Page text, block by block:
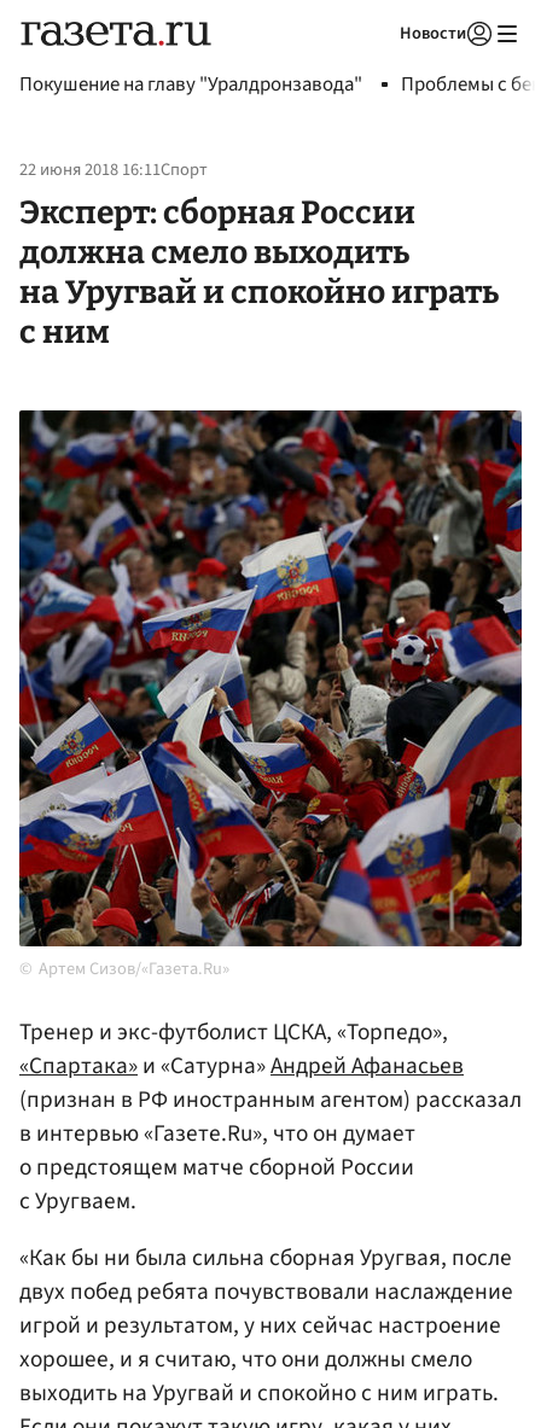
Новости
Покушение на главу "Уралдронзавода" Проблемы с
22 июня 2018 16:11Спорт
Эксперт: сборная России
должна смело выходить
на Уругвай и спокойно играть
с ним
Артем Сизов/«Газета.Ru»
Тренер и экс-футболист ЦСКА, «Торпедо»,
«Спартака»и «Сатурна»Андрей Афанасьев
(признан в РФ иностранным агентом) рассказал
в интервью «Газете.Ru», что он думает
о предстоящем матче сборной России
с Уругваем.
«Как бы ни была сильна сборная Уругвая, после
двух побед ребята почувствовали наслаждение
игрой и результатом, у них сейчас настроение
хорошее, и я считаю, что они должны смело
выходить на Уругвай и спокойно с ним играть.